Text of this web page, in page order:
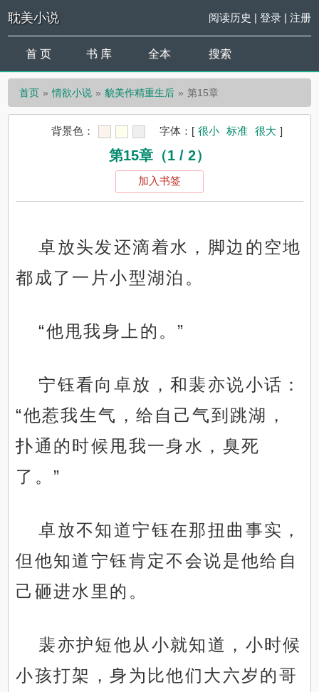
耽美小说 阅读历史 | 登录| 注册
首 页 书 库 全本 搜索
首页 情欲小说 貌美作精重生后 第15章
背景色： 字体： [ 很小 标准 很大 ]
第15章（1 / 2）
加入书签
卓放头发还滴着水，脚边的空地
都成了一片小型湖泊。
“他甩我身上的。”
宁钰看向卓放，和裴亦说小话：
“他惹我生气，给自己气到跳湖，
扑通的时候甩我一身水，臭死
了。”
卓放不知道宁钰在那扭曲事实，
但他知道宁钰肯定不会说是他给自
己砸进水里的。
裴亦护短他从小就知道，小时候
小孩打架，身为比他们大六岁的哥